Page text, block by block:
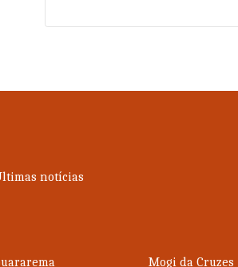
notícias
Mogi da Cruzes